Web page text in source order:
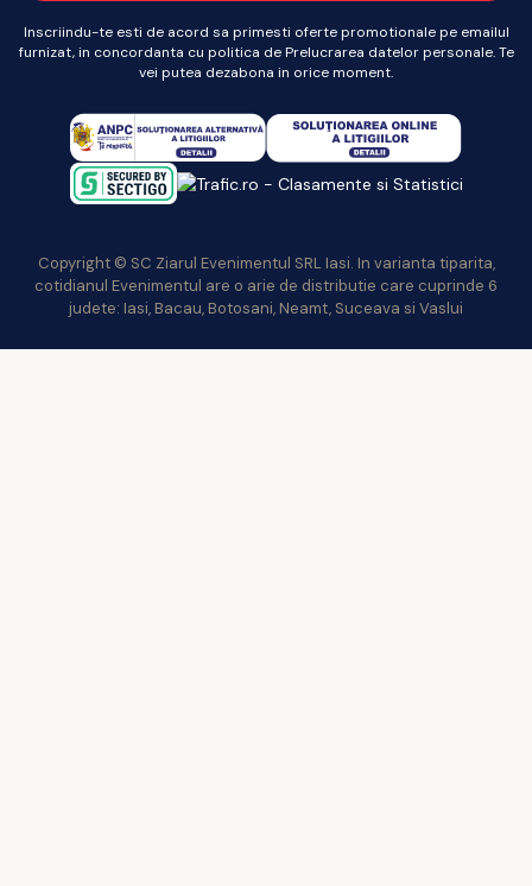
Inscriindu-te esti de acord sa primesti oferte promotionale pe emailul
furnizat, in concordanta cu politica de Prelucrarea datelor personale. Te
vei putea dezabona in orice moment.
Copyright © SC Ziarul Evenimentul SRL Iasi. In varianta tiparita,
cotidianul Evenimentul are o arie de distributie care cuprinde 6
judete: Iasi, Bacau, Botosani, Neamt, Suceava si Vaslui